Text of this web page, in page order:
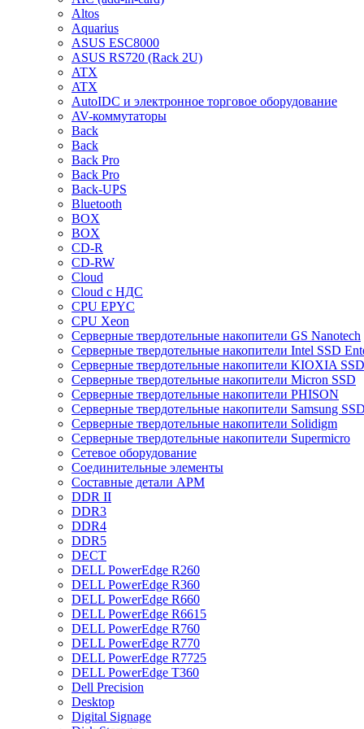
Altos
Aquarius
ASUS ESC8000
ASUS RS720 (Rack 2U)
ATX
ATX
AutoIDC и электронное торговое оборудование
AV-коммутаторы
Back
Back
Back Pro
Back Pro
Back-UPS
Bluetooth
BOX
BOX
CD-R
CD-RW
Cloud
Cloud с НДС
CPU EPYC
CPU Xeon
Cерверные твердотельные накопители GS Nanotech
Cерверные твердотельные накопители Intel SSD
Cерверные твердотельные накопители KIOXIA SSD
Cерверные твердотельные накопители Micron SSD
Cерверные твердотельные накопители PHISON
Cерверные твердотельные накопители Samsung
Cерверные твердотельные накопители Solidigm
Cерверные твердотельные накопители Supermicro
Cетевое оборудование
Cоединительные элементы
Cоставные детали АРМ
DDR II
DDR3
DDR4
DDR5
DECT
DELL PowerEdge R260
DELL PowerEdge R360
DELL PowerEdge R660
DELL PowerEdge R6615
DELL PowerEdge R760
DELL PowerEdge R770
DELL PowerEdge R7725
DELL PowerEdge T360
Dell Precision
Desktop
Digital Signage